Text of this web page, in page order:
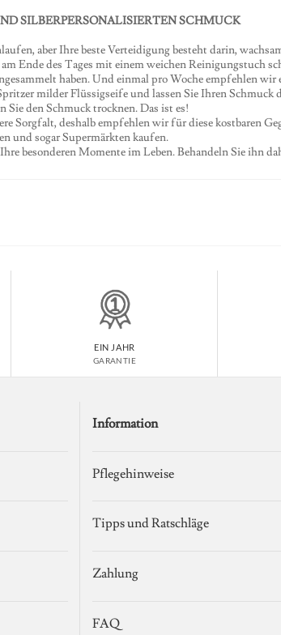
SILBERPERSONALISIERTEN SCHMUCK
aber Ihre beste Verteidigung besteht darin,
Ende des Tages mit einem weichen Reinigungstuch
haben. Und einmal pro Woche empfehlen
milder Flüssigseife und lassen Sie Ihren
Sie den Schmuck trocknen. Das ist es!
Sorgfalt, deshalb empfehlen wir für diese kostbaren
und sogar Supermärkten kaufen.
besonderen Momente im Leben. Behandeln Sie ihn
EIN JAHR
GARANTIE
Information
Pflegehinweise
Tipps und Ratschläge
Zahlung
FAQ